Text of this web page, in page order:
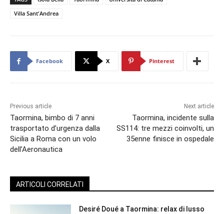
Villa Sant'Andrea
Facebook X Pinterest
Previous article
Taormina, bimbo di 7 anni
trasportato d’urgenza dalla
Sicilia a Roma con un volo
dell’Aeronautica
Next article
Taormina, incidente sulla
SS114: tre mezzi coinvolti, un
35enne finisce in ospedale
ARTICOLI CORRELATI
Desiré Doué a Taormina: relax di lusso